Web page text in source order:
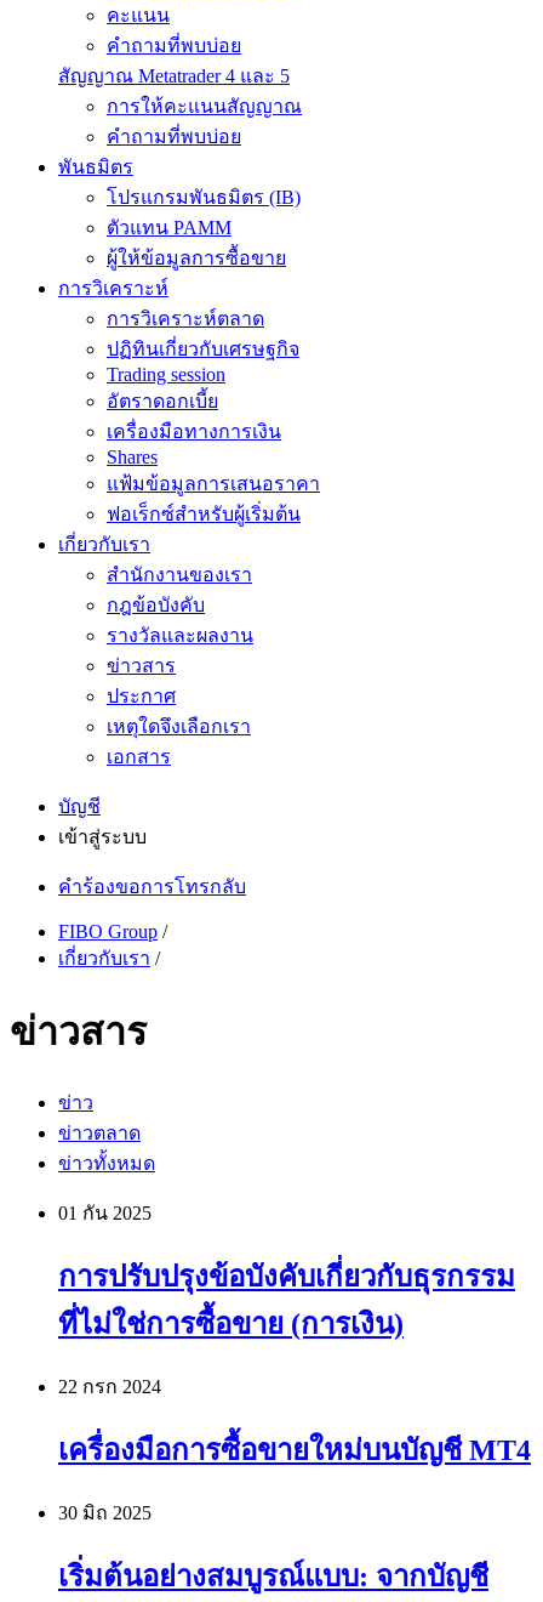
คะแนน
คำถามที่พบบ่อย
สัญญาณ Metatrader 4 และ 5
การให้คะแนนสัญญาณ
คำถามที่พบบ่อย
พันธมิตร
โปรแกรมพันธมิตร (IB)
ตัวแทน PAMM
ผู้ให้ข้อมูลการซื้อขาย
การวิเคราะห์
การวิเคราะห์ตลาด
ปฏิทินเกี่ยวกับเศรษฐกิจ
Trading session
อัตราดอกเบี้ย
เครื่องมือทางการเงิน
Shares
แฟ้มข้อมูลการเสนอราคา
ฟอเร็กซ์สำหรับผู้เริ่มต้น
เกี่ยวกับเรา
สำนักงานของเรา
กฎข้อบังคับ
รางวัลและผลงาน
ข่าวสาร
ประกาศ
เหตุใดจึงเลือกเรา
เอกสาร
บัญชี
เข้าสู่ระบบ
คำร้องขอการโทรกลับ
FIBO Group /
เกี่ยวกับเรา /
ข่าวสาร
ข่าว
ข่าวตลาด
ข่าวทั้งหมด
01 กัน 2025
การปรับปรุงข้อบังคับเกี่ยวกับธุรกรรม
ที่ไม่ใช่การซื้อขาย (การเงิน)
22 กรก 2024
เครื่องมือการซื้อขายใหม่บนบัญชี MT4
30 มิถ 2025
เริ่มต้นอย่างสมบูรณ์แบบ: จากบัญชี